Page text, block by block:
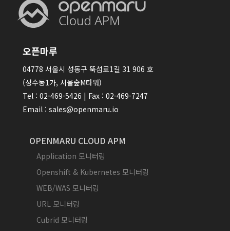
오픈마루
04778 서울시 성동구 뚝섬로1길 31 906 호
(성수동1가, 서울숲M타워)
Tel : 02-469-5426 | Fax : 02-469-7247
Email : sales@openmaru.io
OPENMARU CLOUD APM
Application 모니터링
Openshift & Kubernetes 모니터링
WEB/WAS 모니터링
URL 모니터링
Cubrid 모니터링